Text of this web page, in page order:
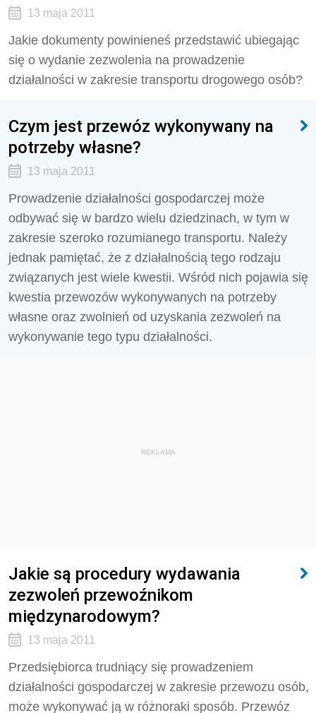
13 maja 2011
Jakie dokumenty powinieneś przedstawić ubiegając
się o wydanie zezwolenia na prowadzenie
działalności w zakresie transportu drogowego osób?
Czym jest przewóz wykonywany na
potrzeby własne?
13 maja 2011
Prowadzenie działalności gospodarczej może
odbywać się w bardzo wielu dziedzinach, w tym w
zakresie szeroko rozumianego transportu. Należy
jednak pamiętać, że z działalnością tego rodzaju
związanych jest wiele kwestii. Wśród nich pojawia się
kwestia przewozów wykonywanych na potrzeby
własne oraz zwolnień od uzyskania zezwoleń na
wykonywanie tego typu działalności.
REKLAMA
Jakie są procedury wydawania
zezwoleń przewoźnikom
międzynarodowym?
13 maja 2011
Przedsiębiorca trudniący się prowadzeniem
działalności gospodarczej w zakresie przewozu osób,
może wykonywać ją w różnoraki sposób. Przewóz